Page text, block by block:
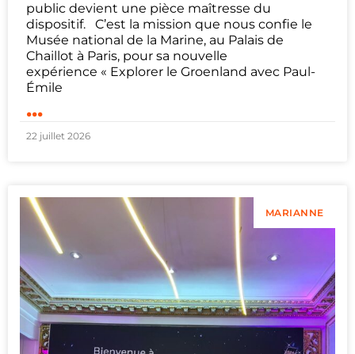
public devient une pièce maîtresse du
dispositif. C’est la mission que nous confie le
Musée national de la Marine, au Palais de
Chaillot à Paris, pour sa nouvelle
expérience « Explorer le Groenland avec Paul-
Émile
...
22 juillet 2026
MARIANNE